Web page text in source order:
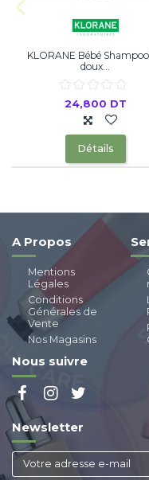
KLORANE Bébé
doux...
24,800 DT
Détails
A Propos
Mentions
Légales
Conditions
Générales de
Vente
Nos Magasins
Nous suivre
Newsletter